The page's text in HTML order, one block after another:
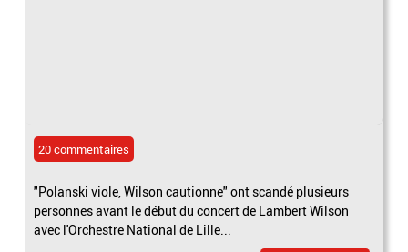
20 commentaires
"Polanski viole, Wilson cautionne" ont scandé plusieurs
personnes avant le début du concert de Lambert Wilson
avec l'Orchestre National de Lille...